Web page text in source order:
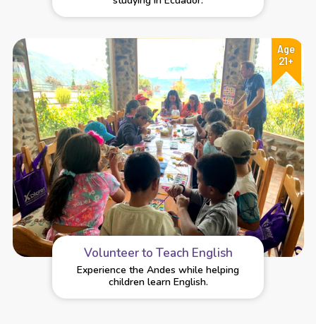
Age
21+
Volunteer to Teach English
Experience the Andes while helping
children learn English.